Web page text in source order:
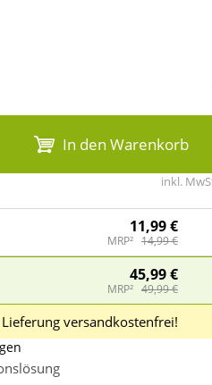
In den Warenkorb
inkl.
11,99 €
MRP² 14,99 €
45,99 €
MRP² 49,99 €
versandkostenfrei!